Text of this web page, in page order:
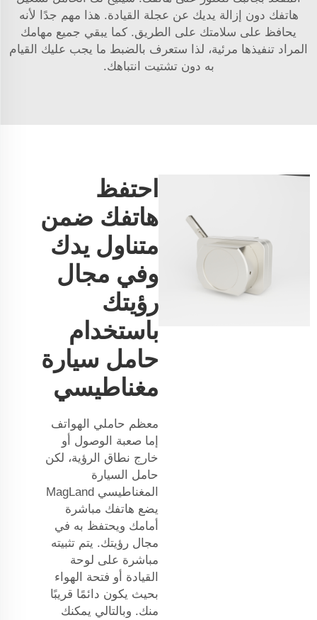
هاتفك دون إزالة يديك عن عجلة القيادة. هذا مهم جدًا لأنه
يحافظ على سلامتك على الطريق. كما يبقي جميع مهامك
المراد تنفيذها مرئية، لذا ستعرف بالضبط ما يجب عليك القيام
به دون تشتيت انتباهك.
احتفظ
هاتفك ضمن
متناول يدك
وفي مجال
رؤيتك
باستخدام
حامل سيارة
مغناطيسي
معظم حاملي الهواتف
إما صعبة الوصول أو
خارج نطاق الرؤية، لكن
حامل السيارة
المغناطيسي MagLand
يضع هاتفك مباشرة
أمامك ويحتفظ به في
مجال رؤيتك. يتم تثبيته
مباشرة على لوحة
القيادة أو فتحة الهواء
بحيث يكون دائمًا قريبًا
منك. وبالتالي يمكنك